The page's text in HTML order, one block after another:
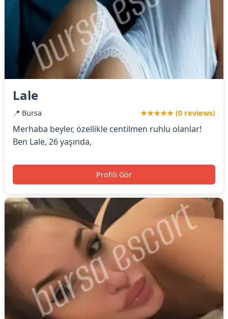
Lale
📍 Bursa ★★★★★ (0 reviews)
Merhaba beyler, özellikle centilmen ruhlu olanlar!
Ben Lale, 26 yaşında,
Profili Gör